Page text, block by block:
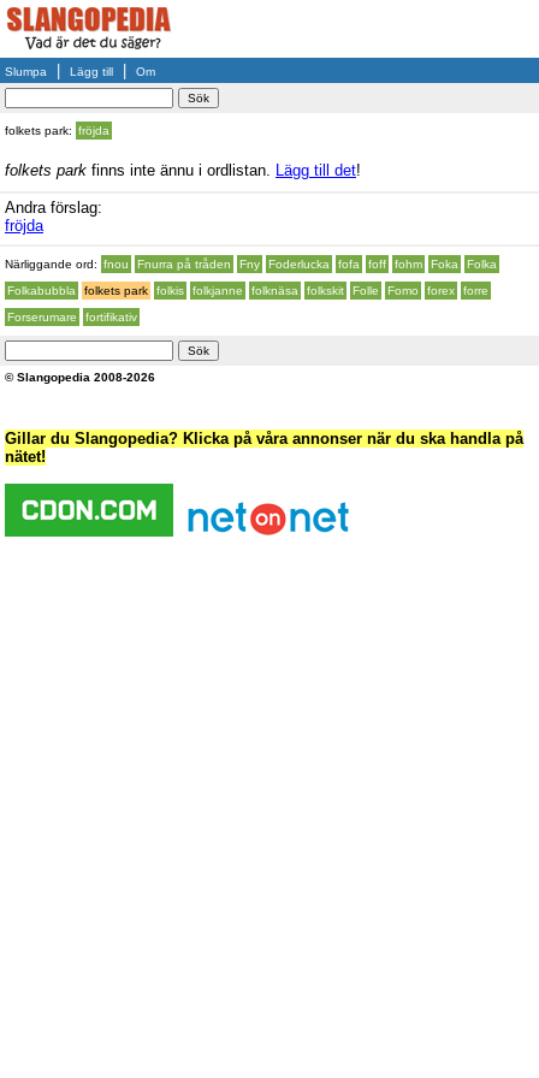
Slumpa Lägg till Om
folkets park: fröjda
folkets park finns inte ännu i ordlistan. Lägg till det!
Andra förslag:
fröjda
Närliggande ord: fnou Fnurra på tråden Fny Foderlucka fofa foff fohm Foka
Folka
Folkabubbla
folkets park folkis folkjanne folknäsa folkskit Folle Fomo forex
forre
Forserumare
fortifikativ
© Slangopedia 2008-2026
Gillar du Slangopedia? Klicka på våra annonser när du ska handla på
nätet!